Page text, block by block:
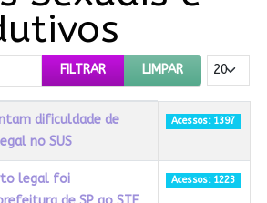
FILTRAR LIMPAR Mostrar #
dificuldade de
no SUS
Acessos: 1397
legal foi
Acessos: 1223